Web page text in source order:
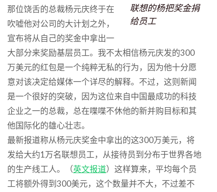
联想的杨把奖金捐
给员工
那位饶舌的总裁杨元庆终于在
吹嘘他对公司的大计划之外，
宣布将从自己的奖金中拿出一
大部分来奖励基层员工。我不太相信杨元庆发的300
万美元的红包是一个纯粹无私的行为，因为他十分愿
意对该决定给媒体一个详尽的解释。不过，这则新闻
是一个很好的突破，因为这位来自中国最成功的科技
企业之一的总裁，总在喋喋不休他的新并购目标和其
他国际化的雄心壮志。
最新报道称从杨元庆奖金中拿出的这300万美元，将
发给大约1万名联想员工，从接待员到分布于世界各地
的生产线工人。（英文报道）这样算来，平均每个员
工将额外得到300美元，这个数量并不大，不过差不